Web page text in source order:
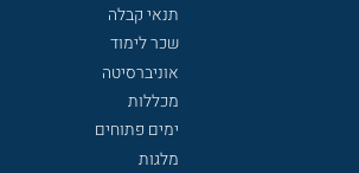
תנאי קבלה
שכר לימוד
אוניברסיטה
מכללות
ימים פתוחים
מלגות